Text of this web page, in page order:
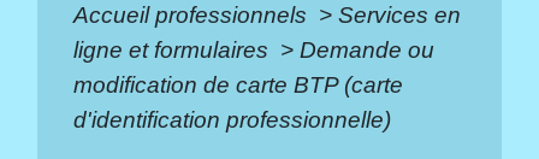
Accueil professionnels > Services en
ligne et formulaires > Demande ou
modification de carte BTP (carte
d'identification professionnelle)